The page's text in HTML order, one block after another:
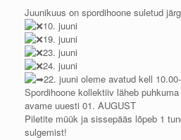
Juunikuus on spordihoone suletud
10. juuni
19. juuni
23. juuni
24. juuni
22. juuni oleme avatud kell
Spordihoone kollektiiv läheb
avame uuesti 01. AUGUST
Piletite müük ja sissepääs lõpeb 1
sulgemist!